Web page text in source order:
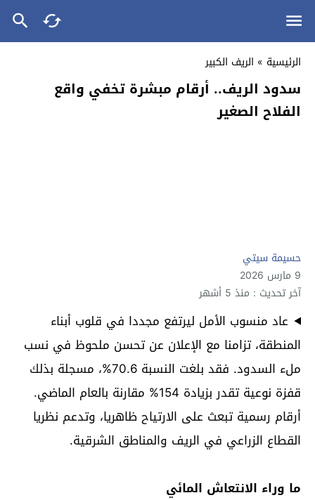
الرئيسية » الريف الكبير
سدود الريف.. أرقام مبشرة تخفي واقع
الفلاح الصغير
حسيمة سيتي
9 مارس 2026
آخر تحديث : منذ 5 أشهر
عاد منسوب الأمل ليرتفع مجددا في قلوب أبناء
المنطقة، تزامنا مع الإعلان عن تحسن ملحوظ في نسب
ملء السدود. فقد بلغت النسبة 70.6%، مسجلة بذلك
قفزة نوعية تقدر بزيادة 154% مقارنة بالعام الماضي.
أرقام رسمية تبعث على الارتياح ظاهريا، وتدعم نظريا
القطاع الزراعي في الريف والمناطق الشرقية.
ما وراء الانتعاش المائي